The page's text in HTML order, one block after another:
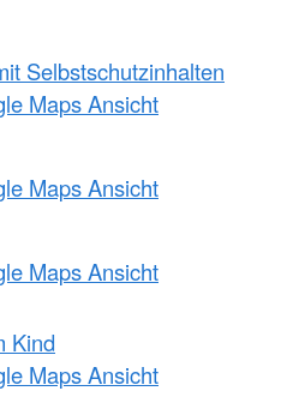
Selbstschutzinhalten
Maps Ansicht
Maps Ansicht
Maps Ansicht
Kind
Maps Ansicht